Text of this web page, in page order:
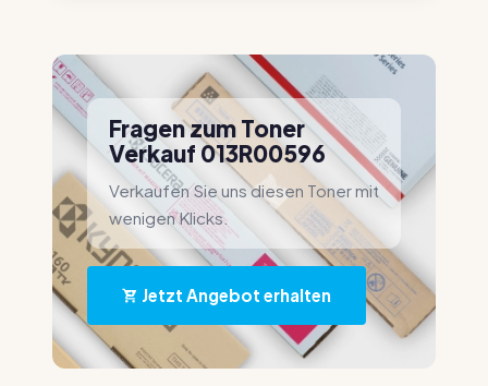
Fragen zum Toner
Verkauf 013R00596
Verkaufen Sie uns diesen Toner mit
wenigen Klicks.
Jetzt Angebot erhalten